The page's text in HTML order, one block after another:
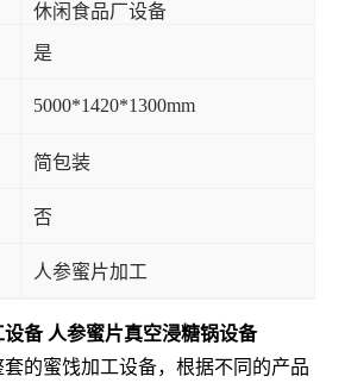
休闲食品厂设备
是
5000*1420*1300mm
简包装
否
人参蜜片加工
备 人参蜜片真空浸糖锅设备
的蜜饯加工设备，根据不同的产品